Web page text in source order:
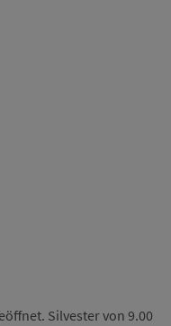
Silvester von 9.00